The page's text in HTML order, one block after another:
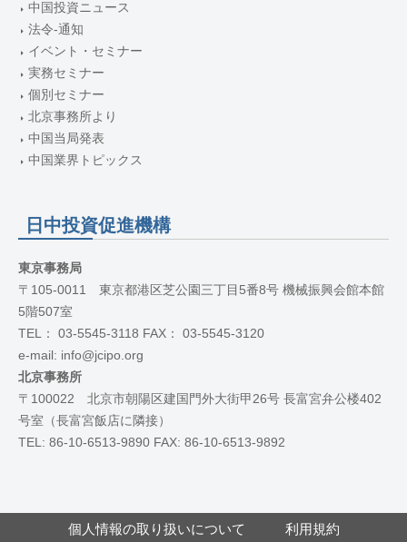
中国投資ニュース
法令-通知
イベント・セミナー
実務セミナー
個別セミナー
北京事務所より
中国当局発表
中国業界トピックス
日中投資促進機構
東京事務局
〒105-0011 東京都港区芝公園三丁目5番8号 機械振興会館本館
5階507室
TEL： 03-5545-3118 FAX： 03-5545-3120
e-mail: info@jcipo.org
北京事務所
〒100022 北京市朝陽区建国門外大街甲26号 長富宮弁公楼402
号室（長富宮飯店に隣接）
TEL: 86-10-6513-9890 FAX: 86-10-6513-9892
個人情報の取り扱いについて 利用規約